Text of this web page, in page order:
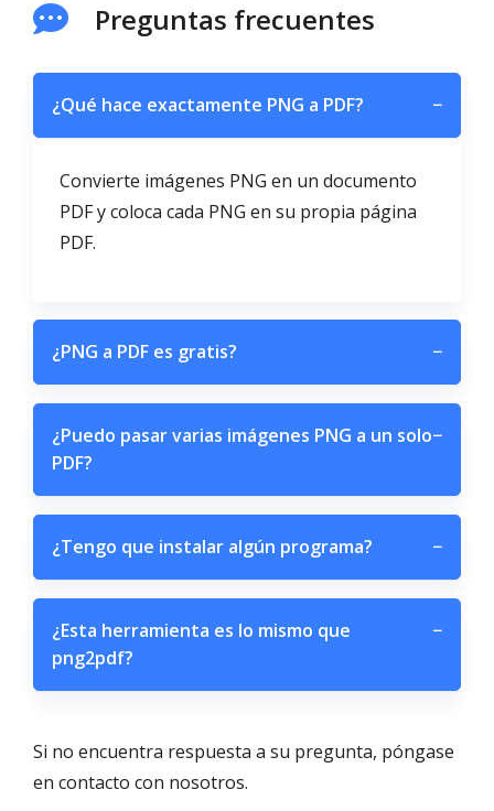
Preguntas frecuentes
¿Qué hace exactamente PNG a PDF? −
Convierte imágenes PNG en un documento
PDF y coloca cada PNG en su propia página
PDF.
¿PNG a PDF es gratis? −
¿Puedo pasar varias imágenes PNG a un solo
PDF?
−
¿Tengo que instalar algún programa? −
¿Esta herramienta es lo mismo que
png2pdf?
−
Si no encuentra respuesta a su pregunta, póngase
en contacto con nosotros.